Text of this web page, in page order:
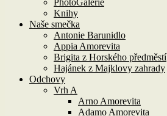
Knihy
Naše smečka
Antonie Barunidlo
Appia Amorevita
Brigita z Horského předměstí
Hajánek z Majklovy zahrady
Odchovy
Vrh A
Arno Amorevita
Adamo Amorevita